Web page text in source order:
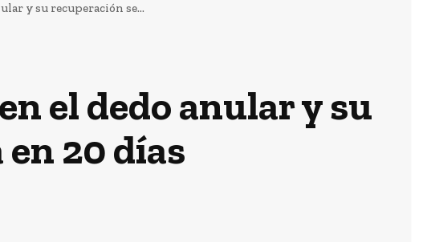
y su recuperación se...
el dedo anular y su
20 días